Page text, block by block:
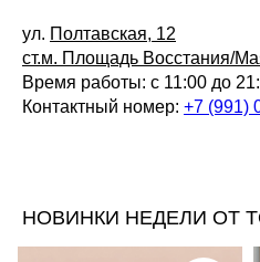
ул. Полтавская, 12
ст.м. Площадь Восстания/
Время работы: с 11:00 до
Контактный номер: +7 (991)
НОВИНКИ НЕДЕЛИ ОТ